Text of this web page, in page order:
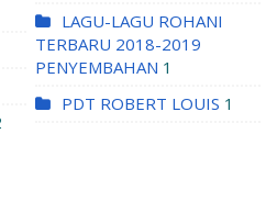
LAGU-LAGU ROHANI
TERBARU 2018-2019
PENYEMBAHAN 1
PDT ROBERT LOUIS 1